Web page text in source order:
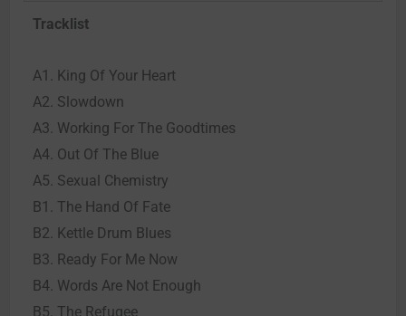
Tracklist
A1. King Of Your Heart
A2. Slowdown
A3. Working For The Goodtimes
A4. Out Of The Blue
A5. Sexual Chemistry
B1. The Hand Of Fate
B2. Kettle Drum Blues
B3. Ready For Me Now
B4. Words Are Not Enough
B5. The Refugee